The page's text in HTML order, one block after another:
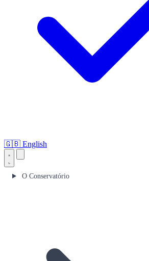
🇬🇧 English
O Conservatório